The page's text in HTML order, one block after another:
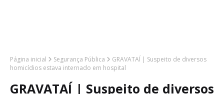
Página inicial Segurança Pública
GRAVATAÍ | Suspeito de diversos
homicídios estava internado em hospital
GRAVATAÍ | Suspeito de diversos